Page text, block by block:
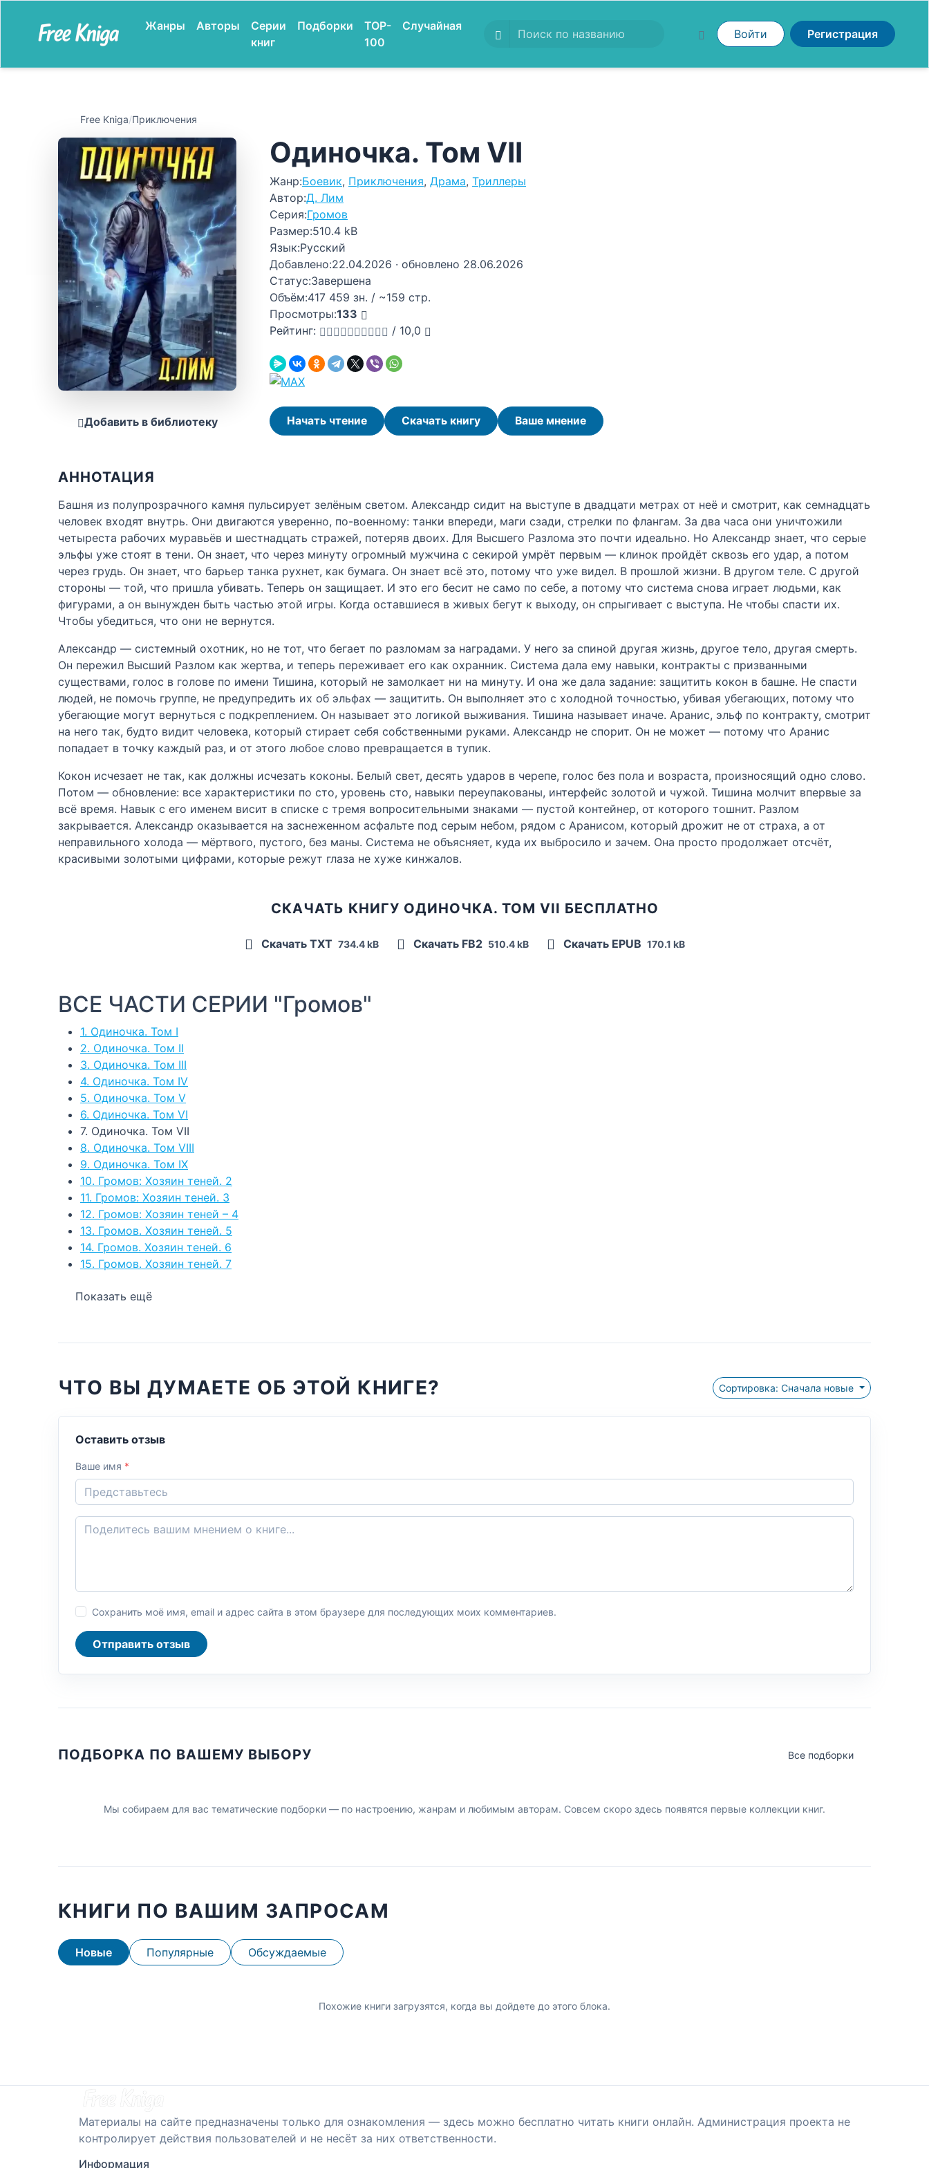
Жанры Авторы
Серии
книг
Подборки
TOP-
100
Случайная
Войти Регистрация
Free Kniga/Приключения
Добавить в библиотеку
Одиночка. Том VII
Жанр:Боевик, Приключения, Драма, Триллеры
Автор:Д. Лим
Серия:Громов
Размер:510.4 kB
Язык:Русский
Добавлено:22.04.2026 · обновлено 28.06.2026
Статус:Завершена
Объём:417 459 зн. / ~159 стр.
Просмотры:133
Рейтинг:
/ 10,0
Начать чтение Скачать книгу Ваше мнение
АННОТАЦИЯ
Башня из полупрозрачного камня пульсирует зелёным светом. Александр сидит на выступе в двадцати метрах от неё и смотрит, как семнадцать
человек входят внутрь. Они двигаются уверенно, по-военному: танки впереди, маги сзади, стрелки по флангам. За два часа они уничтожили
четыреста рабочих муравьёв и шестнадцать стражей, потеряв двоих. Для Высшего Разлома это почти идеально. Но Александр знает, что серые
эльфы уже стоят в тени. Он знает, что через минуту огромный мужчина с секирой умрёт первым — клинок пройдёт сквозь его удар, а потом
через грудь. Он знает, что барьер танка рухнет, как бумага. Он знает всё это, потому что уже видел. В прошлой жизни. В другом теле. С другой
стороны — той, что пришла убивать. Теперь он защищает. И это его бесит не само по себе, а потому что система снова играет людьми, как
фигурами, а он вынужден быть частью этой игры. Когда оставшиеся в живых бегут к выходу, он спрыгивает с выступа. Не чтобы спасти их.
Чтобы убедиться, что они не вернутся.
Александр — системный охотник, но не тот, что бегает по разломам за наградами. У него за спиной другая жизнь, другое тело, другая смерть.
Он пережил Высший Разлом как жертва, и теперь переживает его как охранник. Система дала ему навыки, контракты с призванными
существами, голос в голове по имени Тишина, который не замолкает ни на минуту. И она же дала задание: защитить кокон в башне. Не спасти
людей, не помочь группе, не предупредить их об эльфах — защитить. Он выполняет это с холодной точностью, убивая убегающих, потому что
убегающие могут вернуться с подкреплением. Он называет это логикой выживания. Тишина называет иначе. Аранис, эльф по контракту, смотрит
на него так, будто видит человека, который стирает себя собственными руками. Александр не спорит. Он не может — потому что Аранис
попадает в точку каждый раз, и от этого любое слово превращается в тупик.
Кокон исчезает не так, как должны исчезать коконы. Белый свет, десять ударов в черепе, голос без пола и возраста, произносящий одно слово.
Потом — обновление: все характеристики по сто, уровень сто, навыки переупакованы, интерфейс золотой и чужой. Тишина молчит впервые за
всё время. Навык с его именем висит в списке с тремя вопросительными знаками — пустой контейнер, от которого тошнит. Разлом
закрывается. Александр оказывается на заснеженном асфальте под серым небом, рядом с Аранисом, который дрожит не от страха, а от
неправильного холода — мёртвого, пустого, без маны. Система не объясняет, куда их выбросило и зачем. Она просто продолжает отсчёт,
красивыми золотыми цифрами, которые режут глаза не хуже кинжалов.
СКАЧАТЬ КНИГУ ОДИНОЧКА. ТОМ VII БЕСПЛАТНО
Скачать TXT 734.4 kB Скачать FB2 510.4 kB Скачать EPUB 170.1 kB
ВСЕ ЧАСТИ СЕРИИ "Громов"
1. Одиночка. Том I
2. Одиночка. Том II
3. Одиночка. Том III
4. Одиночка. Том IV
5. Одиночка. Том V
6. Одиночка. Том VI
7. Одиночка. Том VII
8. Одиночка. Том VIII
9. Одиночка. Том IX
10. Громов: Хозяин теней. 2
11. Громов: Хозяин теней. 3
12. Громов: Хозяин теней – 4
13. Громов. Хозяин теней. 5
14. Громов. Хозяин теней. 6
15. Громов. Хозяин теней. 7
Показать ещё
ЧТО ВЫ ДУМАЕТЕ ОБ ЭТОЙ КНИГЕ? Сортировка: Сначала новые
Оставить отзыв
Ваше имя *
Сохранить моё имя, email и адрес сайта в этом браузере для последующих моих комментариев.
Отправить отзыв
ПОДБОРКА ПО ВАШЕМУ ВЫБОРУ Все подборки
Мы собираем для вас тематические подборки — по настроению, жанрам и любимым авторам. Совсем скоро здесь появятся первые коллекции книг.
КНИГИ ПО ВАШИМ ЗАПРОСАМ
Новые Популярные Обсуждаемые
Похожие книги загрузятся, когда вы дойдете до этого блока.
Материалы на сайте предназначены только для ознакомления — здесь можно бесплатно читать книги онлайн. Администрация проекта не
контролирует действия пользователей и не несёт за них ответственности.
Информация